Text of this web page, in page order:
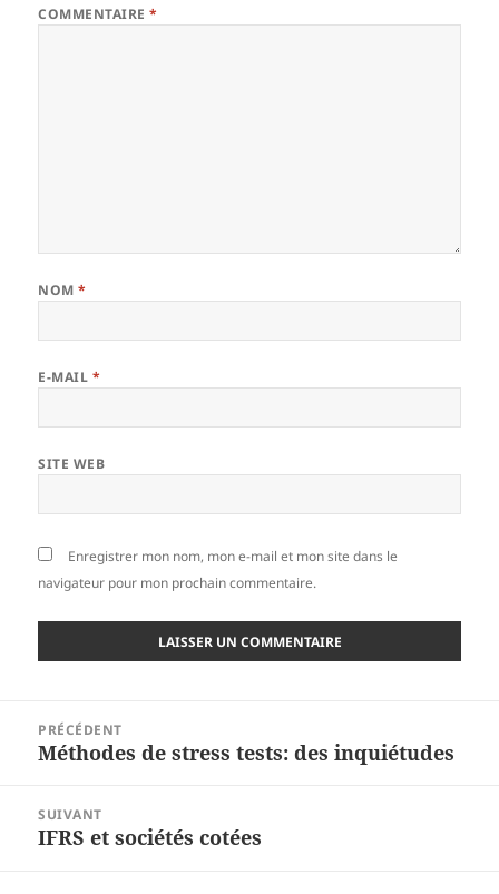
COMMENTAIRE*
NOM*
E-MAIL *
SITE WEB
Enregistrer mon nom, mon e-mail et mon site dans le
navigateur pour mon prochain commentaire.
l’article
PRÉCÉDENT
Article
Méthodes de stress tests: des inquiétudes
SUIVANT
Article
IFRS et sociétés cotées